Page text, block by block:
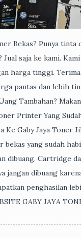
Bekas? Punya
Jual saja ke kami.
harga tinggi.
pantas dan lebih
Tambahan?
Printer Yang
Ke Gaby Jaya Toner
yang sudah
dibuang. Cartridge
jangan dibuang
penghasilan
GABY JAYA